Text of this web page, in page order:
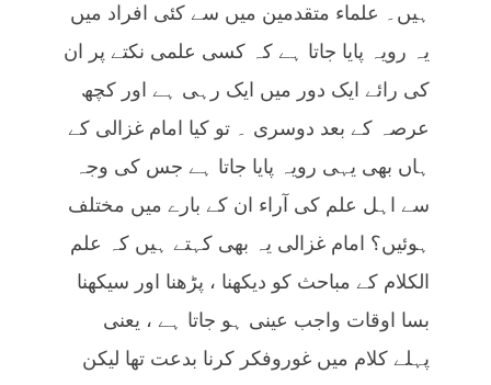
ہیں۔ علماء متقدمین میں سے کئی افراد میں
یہ رویہ پایا جاتا ہے کہ کسی علمی نکتے پر ان
کی رائے ایک دور میں ایک رہی ہے اور کچھ
عرصہ کے بعد دوسری ۔ تو کیا امام غزالی کے
ہاں بھی یہی رویہ پایا جاتا ہے جس کی وجہ
سے اہل علم کی آراء ان کے بارے میں مختلف
ہوئیں؟ امام غزالی یہ بھی کہتے ہیں کہ علم
الکلام کے مباحث کو دیکھنا ، پڑھنا اور سیکھنا
بسا اوقات واجب عینی ہو جاتا ہے ، یعنی
پہلے کلام میں غوروفکر کرنا بدعت تھا لیکن